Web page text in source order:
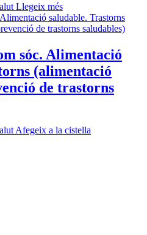
Llegeix més
sóc. Alimentació
(alimentació
de trastorns
Afegeix a la cistella